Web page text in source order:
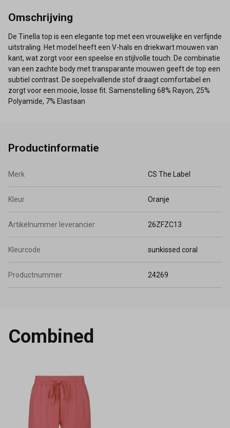
Omschrijving
De Tinella top is een elegante top met een vrouwelijke en verfijnde
uitstraling. Het model heeft een V-hals en driekwart mouwen van
kant, wat zorgt voor een speelse en stijlvolle touch. De combinatie
van een zachte body met transparante mouwen geeft de top een
subtiel contrast. De soepelvallende stof draagt comfortabel en
zorgt voor een mooie, losse fit. Samenstelling 68% Rayon, 25%
Polyamide, 7% Elastaan
Productinformatie
Merk CS The Label
Kleur Oranje
Artikelnummer leverancier 26ZFZC13
Kleurcode sunkissed coral
Productnummer 24269
Combined